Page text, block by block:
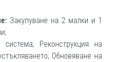
Закупуване на 2 малки и 1
Реконструкция на
Обновяване на